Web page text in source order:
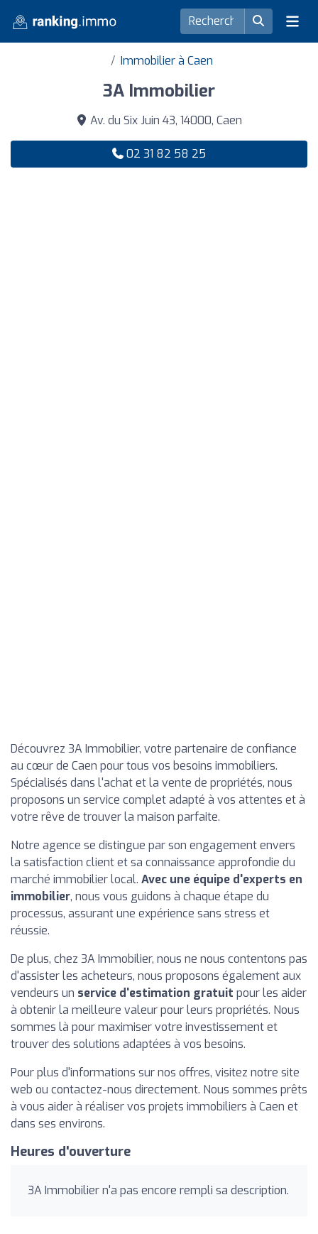
Immobilier à Caen
3A Immobilier
Av. du Six Juin 43, 14000, Caen
02 31 82 58 25
Découvrez 3A Immobilier, votre partenaire de confiance
au cœur de Caen pour tous vos besoins immobiliers.
Spécialisés dans l'achat et la vente de propriétés, nous
proposons un service complet adapté à vos attentes et à
votre rêve de trouver la maison parfaite.
Notre agence se distingue par son engagement envers
la satisfaction client et sa connaissance approfondie du
marché immobilier local. Avec une équipe d'experts en
immobilier, nous vous guidons à chaque étape du
processus, assurant une expérience sans stress et
réussie.
De plus, chez 3A Immobilier, nous ne nous contentons pas
d'assister les acheteurs, nous proposons également aux
vendeurs un service d'estimation gratuit pour les aider
à obtenir la meilleure valeur pour leurs propriétés. Nous
sommes là pour maximiser votre investissement et
trouver des solutions adaptées à vos besoins.
Pour plus d'informations sur nos offres, visitez notre site
web ou contactez-nous directement. Nous sommes prêts
à vous aider à réaliser vos projets immobiliers à Caen et
dans ses environs.
Heures d'ouverture
3A Immobilier n'a pas encore rempli sa description.